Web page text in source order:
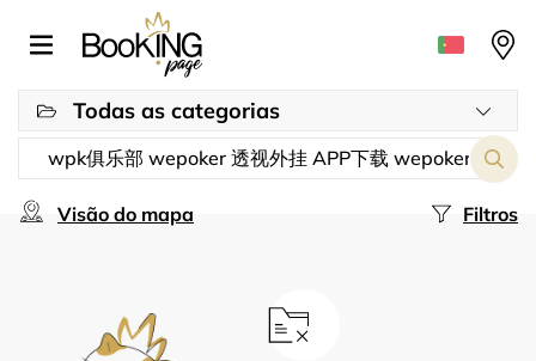
Todas as categorias
Filtros
Visão do mapa